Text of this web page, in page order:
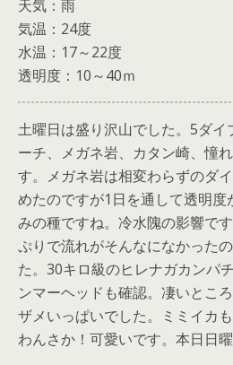
天気：雨
気温：24度
水温：17～22度
透明度：10～40ｍ
土曜日は盛り沢山でした。5ダ
ーチ、メガネ岩、カタン崎、憧
す。メガネ岩は相変わらずのダ
めたのですが1日を通して透明度
みの種ですね。冷水隗の影響で
ぷりで流れがそんなになかった
た。30キロ級のヒレナガカンパ
ンマーヘッドも確認。凄いとこ
ザメいっぱいでした。ミミイカ
わんさか！可愛いです。本日日